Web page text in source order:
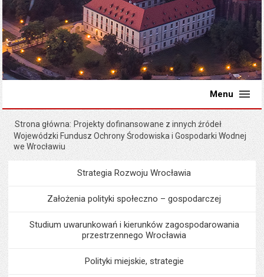
Menu
Strona główna Projekty dofinansowane z innych źródeł
Wojewódzki Fundusz Ochrony Środowiska i Gospodarki Wodnej
we Wrocławiu
MenuProgramy i projekty
Strategia Rozwoju Wrocławia
Założenia polityki społeczno – gospodarczej
Studium uwarunkowań i kierunków zagospodarowania
przestrzennego Wrocławia
Polityki miejskie, strategie